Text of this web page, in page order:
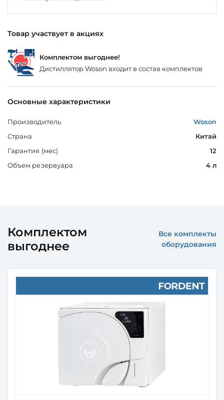
Товар участвует в акциях
Комплектом выгоднее!
Дистиллятор Woson входит в состав комплектов
Основные характеристики
Производитель
Woson
Страна
Китай
Гарантия (мес)
12
Объем резервуара
4 л
Комплектом
выгоднее
Все комплекты
оборудования